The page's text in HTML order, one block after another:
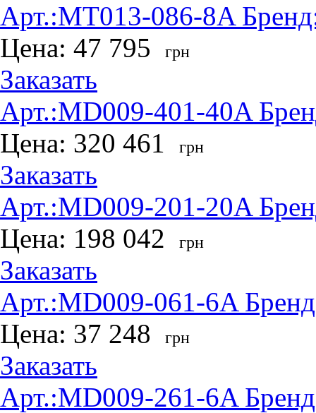
Арт.:MT013-086-8A
Цена: 47 795 грн
Заказать
Арт.:MD009-401-40A
Цена: 320 461 грн
Заказать
Арт.:MD009-201-20A
Цена: 198 042 грн
Заказать
Арт.:MD009-061-6A
Цена: 37 248 грн
Заказать
Арт.:MD009-261-6A